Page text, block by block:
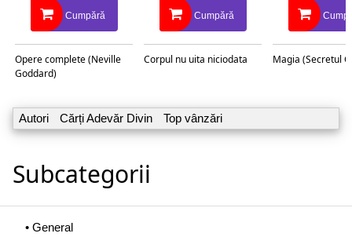
Cumpără
Opere complete (Neville
Goddard)
Cumpără
Corpul nu uita niciodata Magia (Secretul
Autori Cărți Adevăr Divin Top vânzări
Subcategorii
• General